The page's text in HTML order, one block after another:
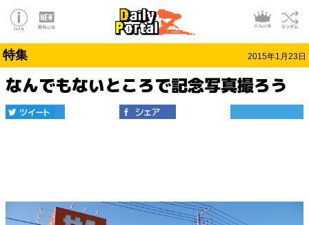
特集 2015年1月23日
なんでもないところで記念写真撮ろう